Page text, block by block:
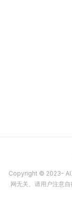
Copyright © 2023-
网无关。请用户注意自